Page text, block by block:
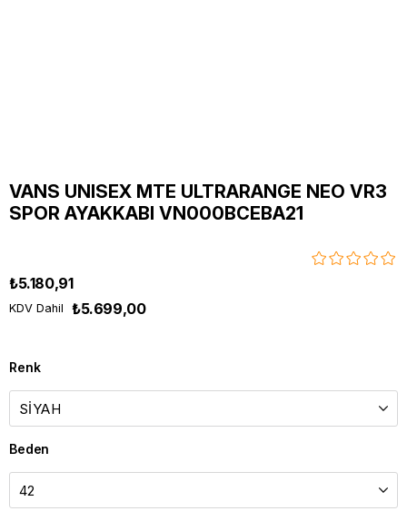
VANS UNISEX MTE ULTRARANGE NEO VR3
SPOR AYAKKABI VN000BCEBA21
₺5.180,91
KDV Dahil ₺5.699,00
Renk
Beden